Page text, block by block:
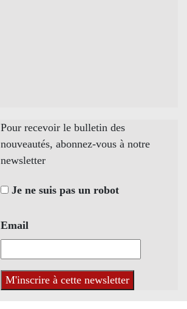
Pour recevoir le bulletin des
nouveautés, abonnez-vous à notre
newsletter
Je ne suis pas un robot
Email